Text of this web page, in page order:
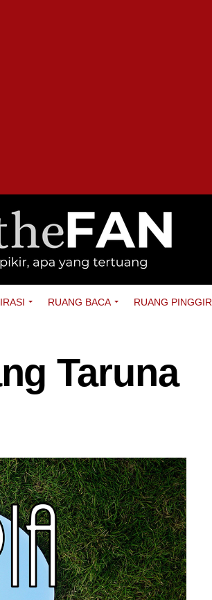
RUANG BACA RUANG PINGGIR
Taruna